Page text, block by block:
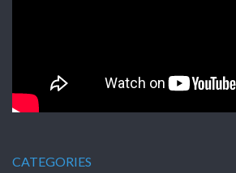
CATEGORIES